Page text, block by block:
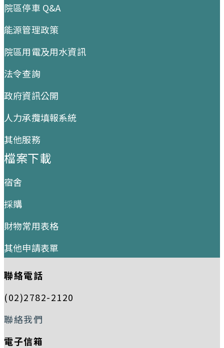
院區停車 Q&A
能源管理政策
院區用電及用水資訊
法令查詢
政府資訊公開
人力承攬填報系統
其他服務
檔案下載
宿舍
採購
財物常用表格
其他申請表單
聯絡電話
(02)2782-2120
聯絡我們
電子信箱